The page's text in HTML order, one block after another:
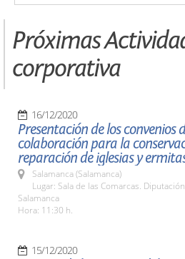
Próximas
corporativa
16/12/2020
Presentación de los convenios
colaboración para la
reparación de iglesias y
Salamanca (Salamanca)
Lugar: Sala de las Comarcas.
Salamanca
Hora: 11:30 h.
15/12/2020